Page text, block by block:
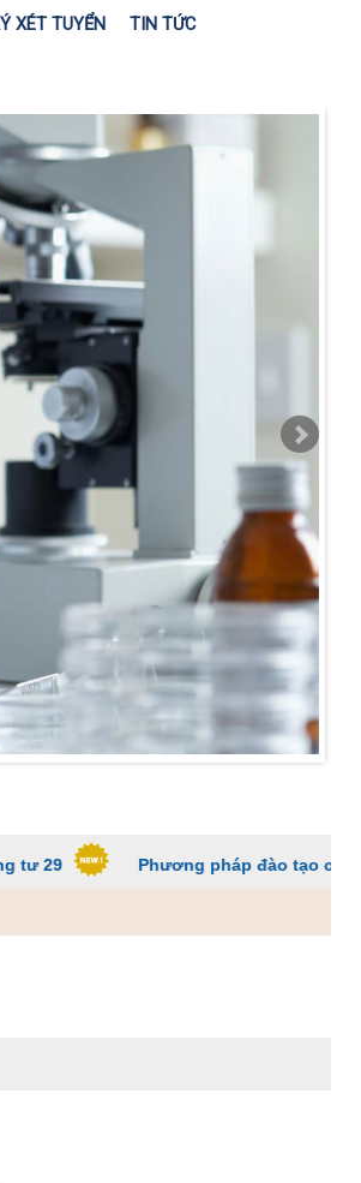
XÉT TUYỂN TIN TỨC
Phương pháp đào tạo các trường ĐH